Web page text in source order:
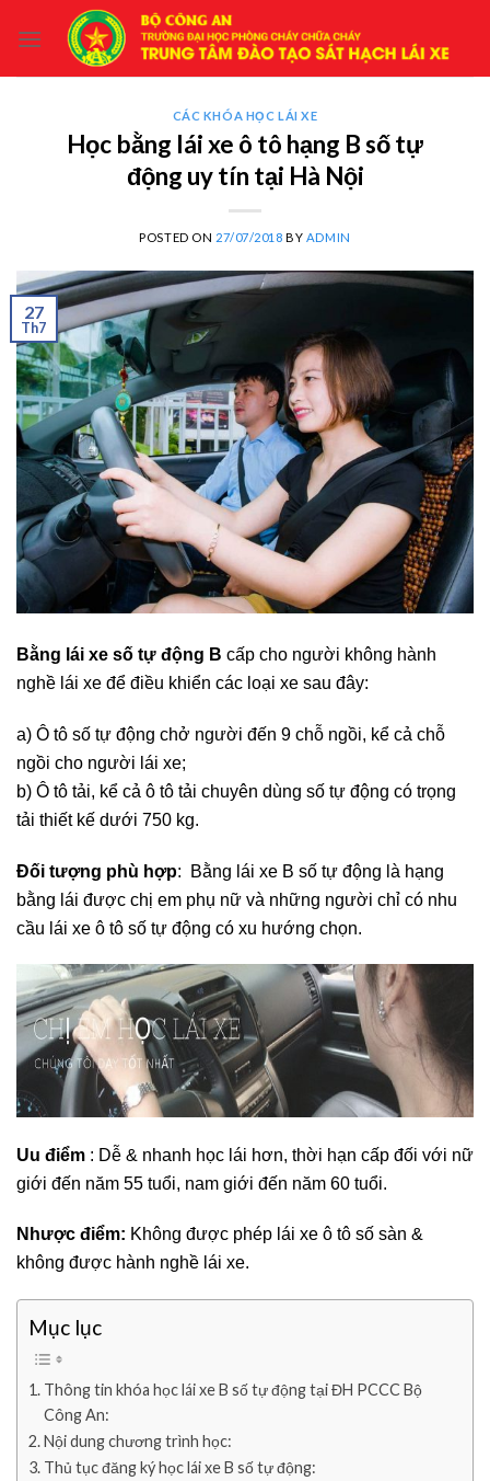
CÁC KHÓA HỌC LÁI XE
Học bằng lái xe ô tô hạng B số tự
động uy tín tại Hà Nội
POSTED ON 27/07/2018 BY ADMIN
27
Th7
Bằng lái xe số tự động B cấp cho người không hành
nghề lái xe để điều khiển các loại xe sau đây:
a) Ô tô số tự động chở người đến 9 chỗ ngồi, kể cả chỗ
ngồi cho người lái xe;
b) Ô tô tải, kể cả ô tô tải chuyên dùng số tự động có trọng
tải thiết kế dưới 750 kg.
Đối tượng phù hợp: Bằng lái xe B số tự động là hạng
bằng lái được chị em phụ nữ và những người chỉ có nhu
cầu lái xe ô tô số tự động có xu hướng chọn.
Uu điểm : Dễ & nhanh học lái hơn, thời hạn cấp đối với nữ
giới đến năm 55 tuổi, nam giới đến năm 60 tuổi.
Nhược điểm: Không được phép lái xe ô tô số sàn &
không được hành nghề lái xe.
Mục lục
Thông tin khóa học lái xe B số tự động tại ĐH PCCC Bộ
Công An:
Nội dung chương trình học:
Thủ tục đăng ký học lái xe B số tự động: